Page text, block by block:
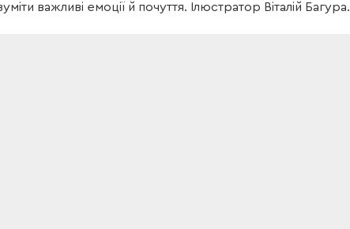
важливі емоції й почуття. Ілюстратор Віталій Багура.